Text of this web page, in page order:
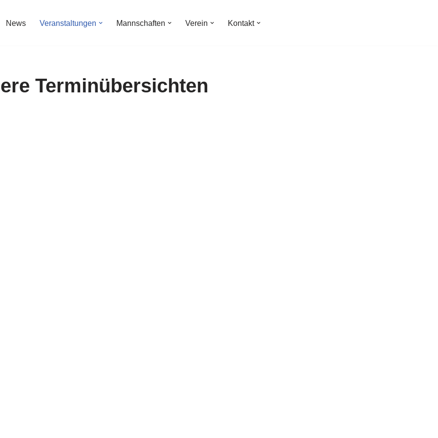
News Veranstaltungen Mannschaften Verein Kontakt
Terminübersichten